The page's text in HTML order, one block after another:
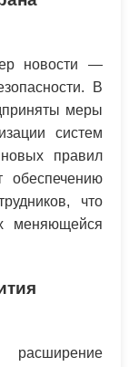
новости —
В
меры
систем
правил
обеспечению
что
меняющейся